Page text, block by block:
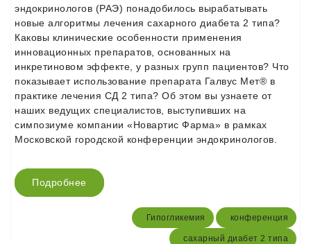
эндокринологов (РАЭ) понадобилось вырабатывать
новые алгоритмы лечения сахарного диабета 2 типа?
Каковы клинические особенности применения
инновационных препаратов, основанных на
инкретиновом эффекте, у разных групп пациентов? Что
показывает использование препарата Галвус Мет® в
практике лечения СД 2 типа? Об этом вы узнаете от
наших ведущих специалистов, выступивших на
симпозиуме компании «Новартис Фарма» в рамках
Московской городской конференции эндокринологов.
Подробнее
Гипогликемия конференция
сахарный диабет 2 типа